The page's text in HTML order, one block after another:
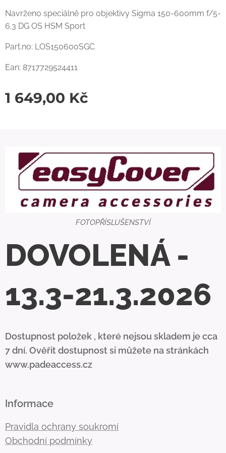
Navrženo speciálně pro objektivy Sigma 150-600mm f/5-
6.3 DG OS HSM Sport
Part.no: LOS150600SGC
Ean: 8717729524411
1 649,00 Kč
FOTOPŘÍSLUŠENSTVÍ
DOVOLENÁ -
13.3-21.3.2026
Dostupnost položek , které nejsou skladem je cca
7 dní. Ověřit dostupnost si můžete na stránkách
www.padeaccess.cz
Informace
Pravidla ochrany soukromí
Obchodní podmínky